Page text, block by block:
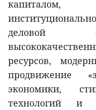
капиталом,
деловой
ресурсов,
продвижение
экономики,
технологий и